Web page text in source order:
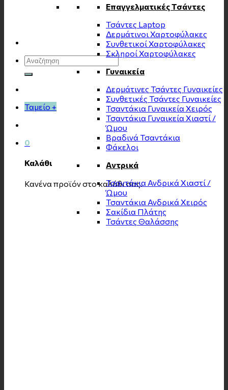
Αναζήτηση
για:
Ταμείο +
0
Καλάθι
Κανένα προϊόν στο καλάθι σας.
Επαγγελματικές Τσάντες
Τσάντες Laptop
Δερμάτινοι Χαρτοφύλακες
Συνθετικοί Χαρτοφύλακες
Σκληροί Χαρτοφύλακες
Γυναικεία
Δερμάτινες Τσάντες Γυναικείες
Συνθετικές Τσάντες Γυναικείες
Τσαντάκια Γυναικεία Χειρός
Τσαντάκια Γυναικεία Χιαστί /
Ώμου
Βραδινά Τσαντάκια
Φάκελοι
Αντρικά
Τσαντάκια Ανδρικά Χιαστί /
Ώμου
Τσαντάκια Ανδρικά Χειρός
Σακίδια Πλάτης
Τσάντες Θαλάσσης